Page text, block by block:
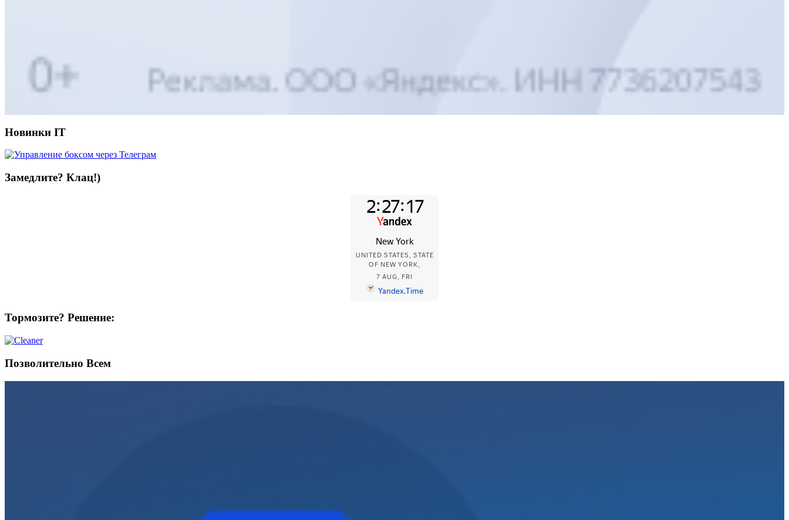
Новинки IT
Замедлите? Клац!)
Тормозите? Решение:
Позволительно Всем